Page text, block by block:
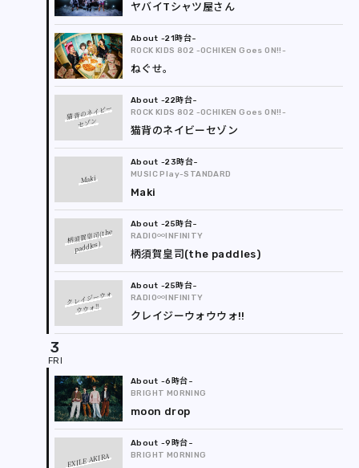
ヤバイTシャツ屋さん
-21時台
ROCK KIDS 802 -OCHIKEN Goes ON!!-
ねぐせ。
猫背のネイビー
セゾン
-22時台
ROCK KIDS 802 -OCHIKEN Goes ON!!-
猫背のネイビーセゾン
Maki
-23時台
MUSIC Play-STANDARD
Maki
柄須賀皇司(the
paddles)
-25時台
RADIO∞INFINITY
柄須賀皇司(the paddles)
クレイジーウォ
ウウォ!!
-25時台
RADIO∞INFINITY
クレイジーウォウウォ!!
3
-6時台
BRIGHT MORNING
moon drop
EXILE AKIRA
-9時台
BRIGHT MORNING